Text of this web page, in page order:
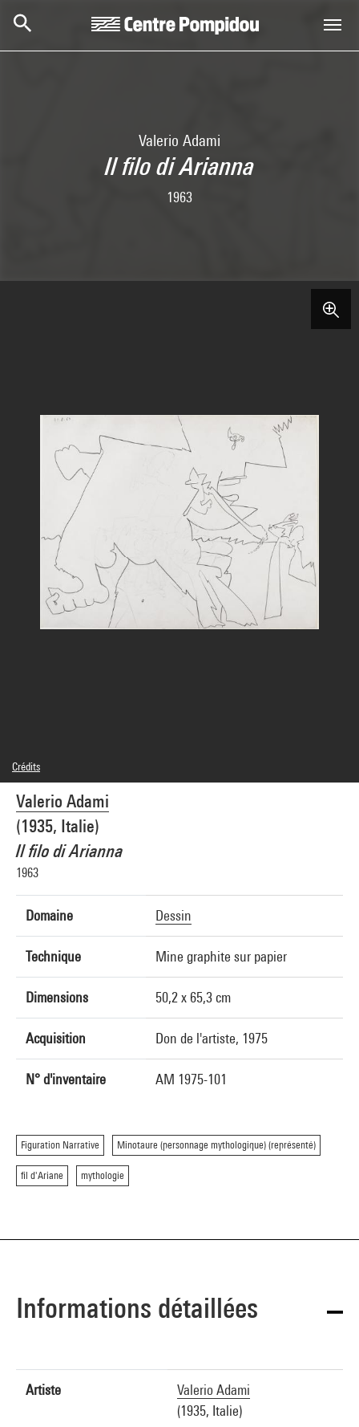
Valerio Adami
Il filo di Arianna
1963
Valerio Adami
(1935, Italie)
Il filo di Arianna
1963
Domaine Dessin
Technique Mine graphite sur papier
Dimensions 50,2 x 65,3 cm
Acquisition Don de l'artiste, 1975
N° d'inventaire AM 1975-101
Figuration Narrative Minotaure (personnage mythologique) (représenté)
fil d'Ariane mythologie
Crédits
© Adagp, Paris
Crédit photographique : Centre Pompidou, MNAM-CCI/Georges Meguerditchian/Dist.
GrandPalaisRmn
Réf. image : 4N71895
Diffusion image :GrandPalaisRmnPhoto
Informations détaillées
Artiste
Valerio Adami
(1935, Italie)